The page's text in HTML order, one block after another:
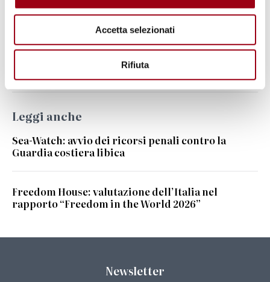
Accetta selezionati
RifiutaRegione del Veneto
Leggi anche
Sea-Watch: avvio dei ricorsi penali contro la
Guardia costiera libica
Freedom House: valutazione dell’Italia nel
rapporto “Freedom in the World 2026”
Newsletter